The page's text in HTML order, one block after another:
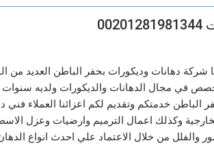
دهانات وديكورات بحفر الباطن العديد من
في مجال الدهانات والديكورات ولديه سنوات
خدمتكم وتقديم لكم اعزائنا العملاء فني
وكذلك اعمال الترميم وارضيات وعزل
والفلل من خلال الاعتماد علي احدث انواع